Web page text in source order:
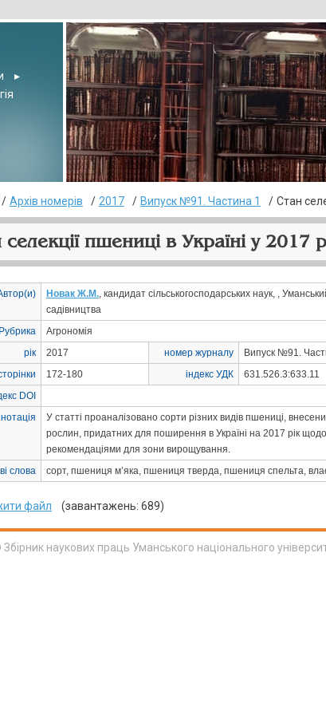
▸
Архів номерів 2017 Випуск №91. Частина 1 Стан
пшениці в Україні у 2017
Новак Ж.М., кандидат сільськогосподарських наук, ,
садівництва
Рубрика
Агрономія
рік
2017 номер журналу
Випуск №91.
172-180 індекс УДК
631.526.3:633.11
DOI
У статті проаналізовано сорти різних видів пшениці,
рослин, придатних для поширення в Україні на 2017 рік щодо
рекомендаціями для зони вирощування.
слова
сорт, пшениця м’яка, пшениця тверда, пшениця спельта,
файл (завантажень: 689)
наукових праць Уманського національного